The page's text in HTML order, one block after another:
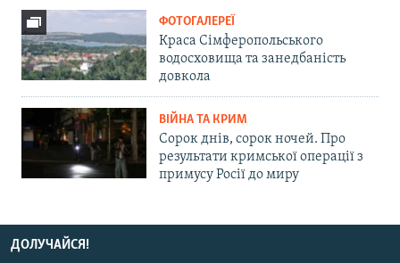
ФОТОГАЛЕРЕЇ
Краса Сімферопольського
водосховища та занедбаність
довкола
ВІЙНА ТА КРИМ
Сорок днів, сорок ночей. Про
результати кримської операції з
примусу Росії до миру
ДОЛУЧАЙСЯ!